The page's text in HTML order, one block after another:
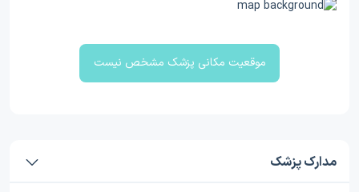
موقعیت مکانی پزشک مشخص نیست
مدارک پزشک